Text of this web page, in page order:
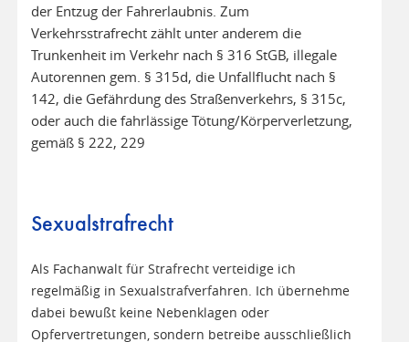
der Entzug der Fahrerlaubnis. Zum
Verkehrsstrafrecht zählt unter anderem die
Trunkenheit im Verkehr nach § 316 StGB, illegale
Autorennen gem. § 315d, die Unfallflucht nach §
142, die Gefährdung des Straßenverkehrs, § 315c,
oder auch die fahrlässige Tötung/Körperverletzung,
gemäß § 222, 229
Sexualstrafrecht
Als Fachanwalt für Strafrecht verteidige ich
regelmäßig in Sexualstrafverfahren. Ich übernehme
dabei bewußt keine Nebenklagen oder
Opfervertretungen, sondern betreibe ausschließlich